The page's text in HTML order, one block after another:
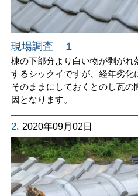
現場調査 １
棟の下部分より白い物が剥がれ
するシックイですが、経年劣化
そのままにしておくとのし瓦
因となります。
2. 2020年09月02日